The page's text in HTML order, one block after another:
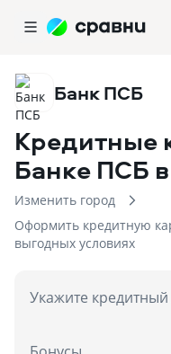
Банк ПСБ
Кредитные
Банке ПСБ
Изменить город
Оформить кредитную
выгодных условиях
Укажите